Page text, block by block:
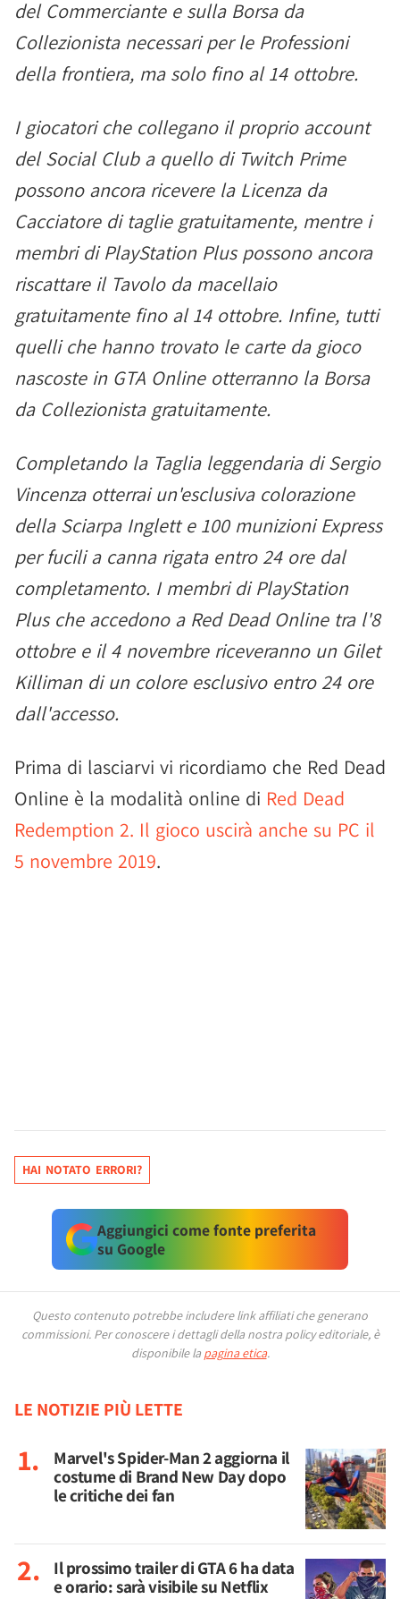
del Commerciante e sulla Borsa da
Collezionista necessari per le Professioni
della frontiera, ma solo fino al 14 ottobre.
I giocatori che collegano il proprio account
del Social Club a quello di Twitch Prime
possono ancora ricevere la Licenza da
Cacciatore di taglie gratuitamente, mentre i
membri di PlayStation Plus possono ancora
riscattare il Tavolo da macellaio
gratuitamente fino al 14 ottobre. Infine, tutti
quelli che hanno trovato le carte da gioco
nascoste in GTA Online otterranno la Borsa
da Collezionista gratuitamente.
Completando la Taglia leggendaria di Sergio
Vincenza otterrai un'esclusiva colorazione
della Sciarpa Inglett e 100 munizioni Express
per fucili a canna rigata entro 24 ore dal
completamento. I membri di PlayStation
Plus che accedono a Red Dead Online tra l'8
ottobre e il 4 novembre riceveranno un Gilet
Killiman di un colore esclusivo entro 24 ore
dall'accesso.
Prima di lasciarvi vi ricordiamo che Red Dead
Online è la modalità online di Red Dead
Redemption 2. Il gioco uscirà anche su PC il
5 novembre 2019.
HAI NOTATO ERRORI?
Aggiungici come fonte preferita
su Google
Questo contenuto potrebbe includere link affiliati che generano
commissioni. Per conoscere i dettagli della nostra policy editoriale, è
disponibile la pagina etica.
LE NOTIZIE PIÙ LETTE
Marvel's Spider-Man 2 aggiorna il
costume di Brand New Day dopo
le critiche dei fan
Il prossimo trailer di GTA 6 ha data
e orario: sarà visibile su Netflix